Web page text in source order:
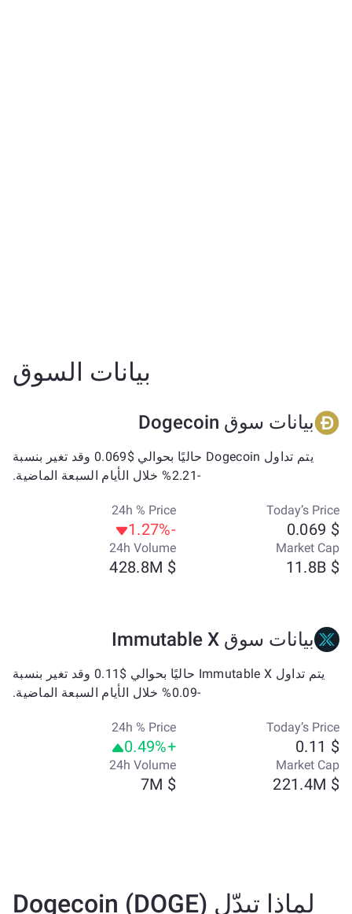
بيانات السوق
بيانات سوق Dogecoin
يتم تداول Dogecoin حاليًا بحوالي $0.069 وقد تغير بنسبة
-2.21% خلال الأيام السبعة الماضية.
Today’s Price
$ 0.069
24h % Price
-1.27%
Market Cap
$ 11.8B
24h Volume
$ 428.8M
بيانات سوق Immutable X
يتم تداول Immutable X حاليًا بحوالي $0.11 وقد تغير بنسبة
-0.09% خلال الأيام السبعة الماضية.
Today’s Price
$ 0.11
24h % Price
+0.49%
Market Cap
$ 221.4M
24h Volume
$ 7M
لماذا تبدّل Dogecoin (DOGE)